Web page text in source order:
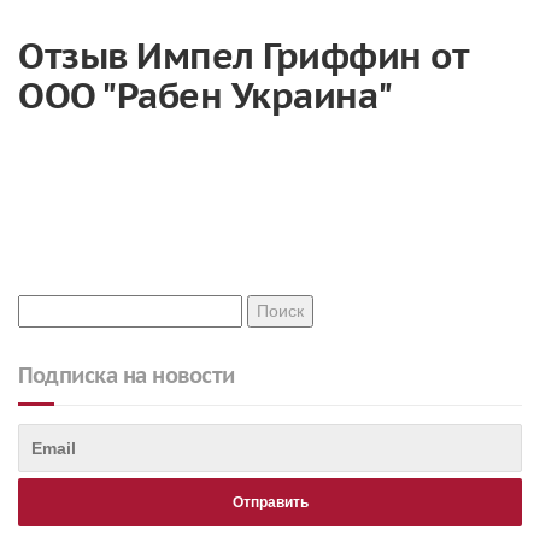
Отзыв Импел Гриффин от
ООО "Рабен Украина"
Подписка на новости